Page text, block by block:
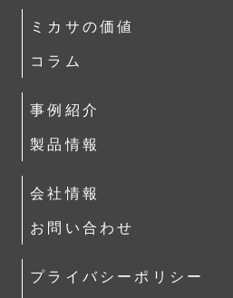
ミカサの価値
コラム
事例紹介
製品情報
会社情報
お問い合わせ
プライバシーポリシー